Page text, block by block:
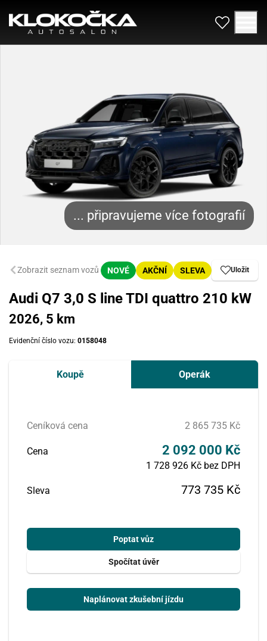
Zobrazit seznam vozů NOVÉ AKČNÍ SLEVA Uložit
Audi Q7 3,0 S line TDI quattro 210 kW
2026, 5 km
Evidenční číslo vozu: 0158048
Koupě Operák
Ceníková cena 2 865 735 Kč
Cena 2 092 000 Kč
1 728 926 Kč bez DPH
Sleva 773 735 Kč
Poptat vůz
Spočítat úvěr
Naplánovat zkušební jízdu